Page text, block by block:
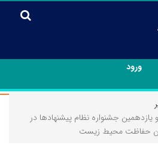
ورود
جشنواره نظام پیشنهادها در
حفاظت محیط زیست